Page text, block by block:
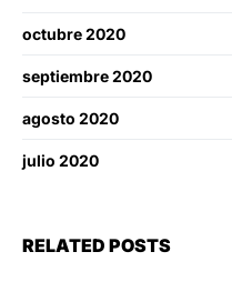
octubre 2020
septiembre 2020
agosto 2020
julio 2020
RELATED POSTS